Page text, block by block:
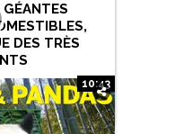
10:43
104
DES TRÈS